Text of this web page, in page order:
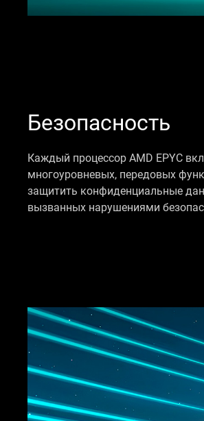
Безопасность
Каждый процессор AMD EPYC
многоуровневых, передовых
защитить конфиденциальные
вызванных нарушениями